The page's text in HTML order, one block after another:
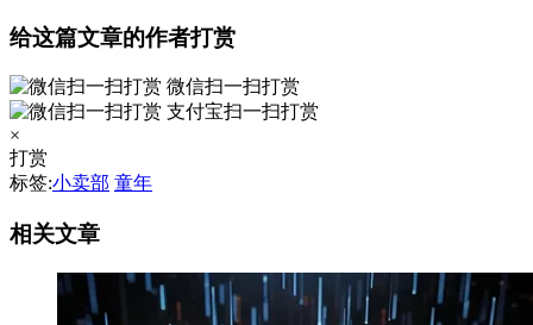
给这篇文章的作者打赏
微信扫一扫打赏
支付宝扫一扫打赏
×
打赏
标签:小卖部 童年
相关文章